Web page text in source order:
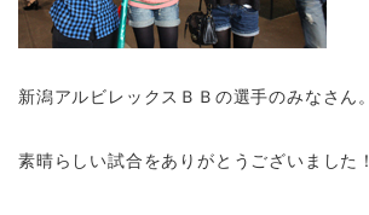
新潟アルビレックスＢＢの選手のみなさん。
素晴らしい試合をありがとうございました！